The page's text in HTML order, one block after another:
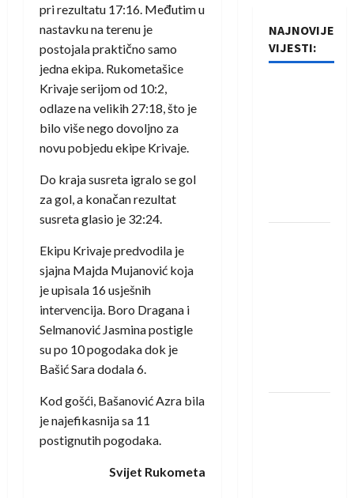
pri rezultatu 17:16. Međutim u
nastavku na terenu je
postojala praktično samo
jedna ekipa. Rukometašice
Krivaje serijom od 10:2,
odlaze na velikih 27:18, što je
bilo više nego dovoljno za
novu pobjedu ekipe Krivaje.
Do kraja susreta igralo se gol
za gol, a konačan rezultat
susreta glasio je 32:24.
Ekipu Krivaje predvodila je
sjajna Majda Mujanović koja
je upisala 16 usješnih
intervencija. Boro Dragana i
Selmanović Jasmina postigle
su po 10 pogodaka dok je
Bašić Sara dodala 6.
Kod gošći, Bašanović Azra bila
je najefikasnija sa 11
postignutih pogodaka.
Svijet Rukometa
NAJNOVIJE
VIJESTI: